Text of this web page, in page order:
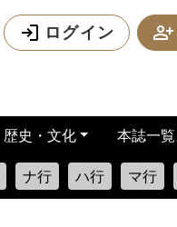
ログイン
歴史・文化 本誌一覧
ナ行 ハ行 マ行